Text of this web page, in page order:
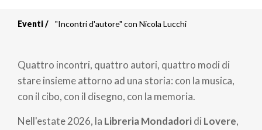
di
pane
Eventi "Incontri d'autore" con Nicola Lucchi
Quattro incontri, quattro autori, quattro modi di
stare insieme attorno ad una storia: con la musica,
con il cibo, con il disegno, con la memoria.
Nell'estate 2026, la Libreria Mondadoridi Lovere,